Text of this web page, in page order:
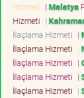
Hizmeti | Malatya
Hizmeti |
İlaçlama Hizmeti |
İlaçlama Hizmeti |
İlaçlama Hizmeti |
İlaçlama Hizmeti |
İlaçlama Hizmeti |